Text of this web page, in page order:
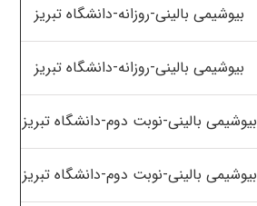
بیوشیمی بالینی-روزانه-دانشگاه تبریز
بیوشیمی بالینی-روزانه-دانشگاه تبریز
بیوشیمی بالینی-نوبت دوم-دانشگاه تبریز
بیوشیمی بالینی-نوبت دوم-دانشگاه تبریز